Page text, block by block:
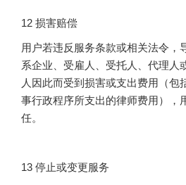
12 损害赔偿
用户若违反服务条款或相关法令，
系企业、受雇人、受托人、代理人
人因此而受到损害或支出费用（包
事行政程序所支出的律师费用），
任。
13 停止或变更服务